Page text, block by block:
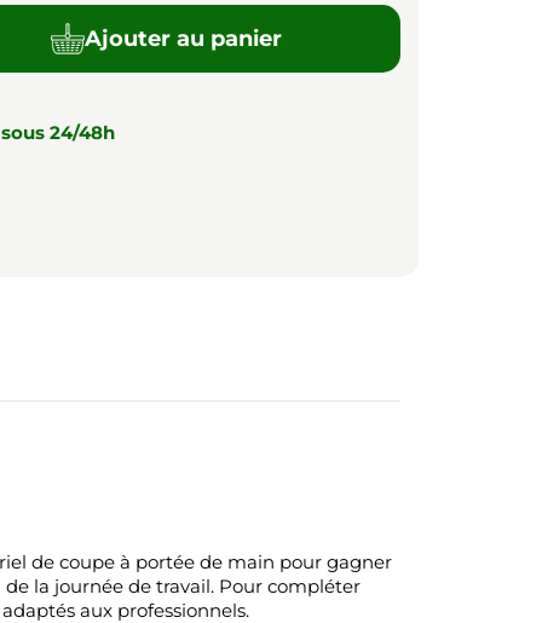
Ajouter au panier
24/48h
de coupe à portée de main pour gagner
la journée de travail. Pour compléter
aux professionnels.